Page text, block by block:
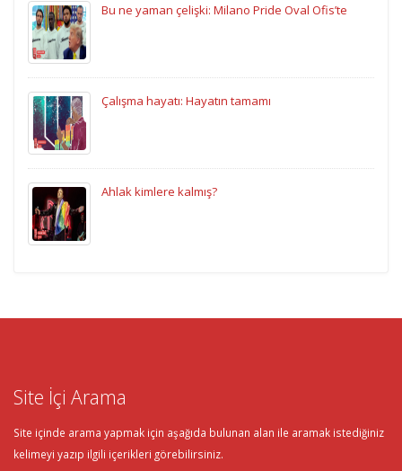
Bu ne yaman çelişki: Milano Pride Oval Ofis’te
Çalışma hayatı: Hayatın tamamı
Ahlak kimlere kalmış?
Site İçi Arama
Site içinde arama yapmak için aşağıda bulunan alan ile aramak istediğiniz
kelimeyi yazıp ilgili içerikleri görebilirsiniz.